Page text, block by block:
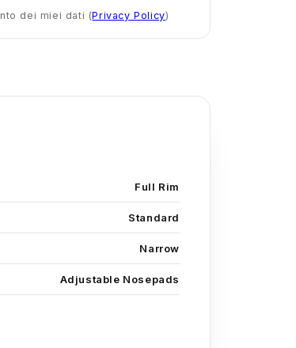
dei miei dati (Privacy Policy)
Full Rim
Standard
Narrow
Adjustable Nosepads